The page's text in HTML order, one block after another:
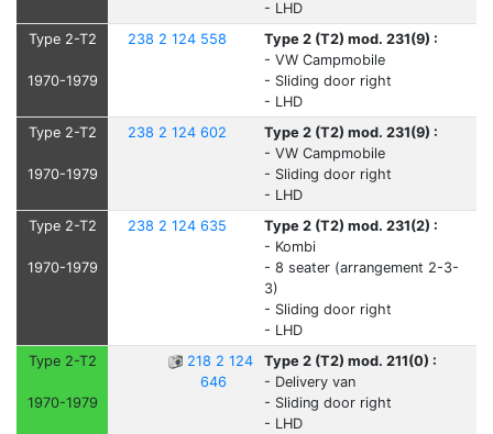
- LHD
Type 2-T2
1970-1979
238 2 124 558
Type 2 (T2) mod. 231(9) :
- VW Campmobile
- Sliding door right
- LHD
Type 2-T2
1970-1979
238 2 124 602
Type 2 (T2) mod. 231(9) :
- VW Campmobile
- Sliding door right
- LHD
Type 2-T2
1970-1979
238 2 124 635
Type 2 (T2) mod. 231(2) :
- Kombi
- 8 seater (arrangement 2-3-
3)
- Sliding door right
- LHD
Type 2-T2
1970-1979
218 2 124
646
Type 2 (T2) mod. 211(0) :
- Delivery van
- Sliding door right
- LHD